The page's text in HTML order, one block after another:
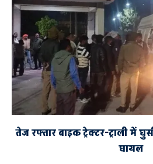
तेज रफ्तार बाइक ट्रेक्टर-ट्राली में
घायल